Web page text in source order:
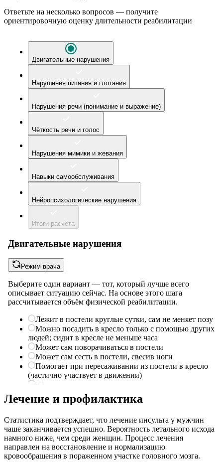
Ответьте на несколько вопросов — получите
ориентировочную оценку длительности реабилитации
Лечение и профилактика
Статистика подтверждает, что лечение инсульта у мужчин
чаше заканчивается успешно. Вероятность летального исхода
намного ниже, чем среди женщин. Процесс лечения
направлен на восстановление и нормализацию
кровообращения в пораженном участке головного мозга.